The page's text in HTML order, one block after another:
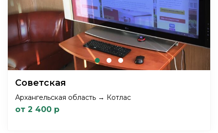
Советская
Архангельская область → Котлас
от 2 400 р